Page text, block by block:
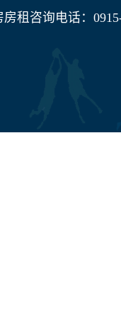
房租咨询电话：